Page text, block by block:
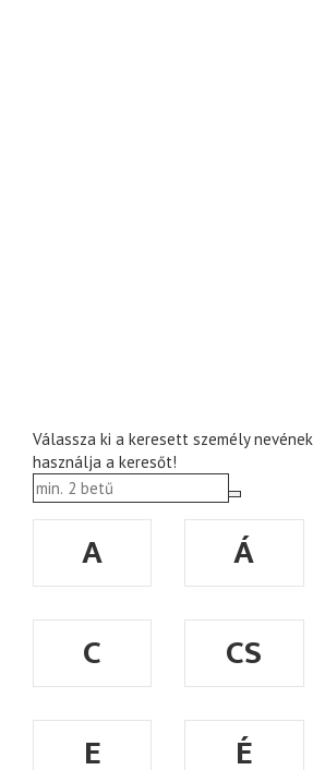
Válassza ki a keresett személy
használja a keresőt!
A Á
C
CS
E
É